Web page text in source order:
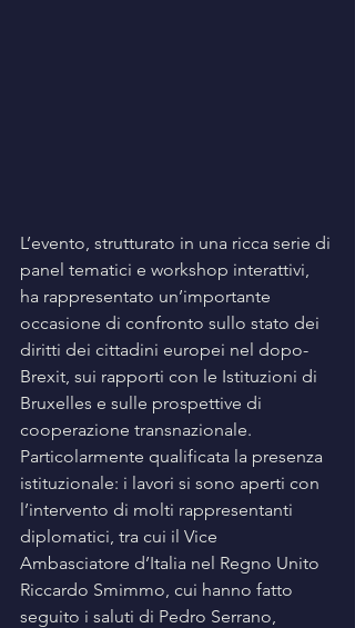
L’evento, strutturato in una ricca serie di
panel tematici e workshop interattivi,
ha rappresentato un’importante
occasione di confronto sullo stato dei
diritti dei cittadini europei nel dopo-
Brexit, sui rapporti con le Istituzioni di
Bruxelles e sulle prospettive di
cooperazione transnazionale.
Particolarmente qualificata la presenza
istituzionale: i lavori si sono aperti con
l’intervento di molti rappresentanti
diplomatici, tra cui il Vice
Ambasciatore d’Italia nel Regno Unito
Riccardo Smimmo, cui hanno fatto
seguito i saluti di Pedro Serrano,